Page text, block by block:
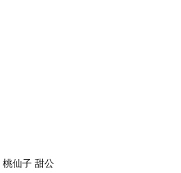
仙子 甜公